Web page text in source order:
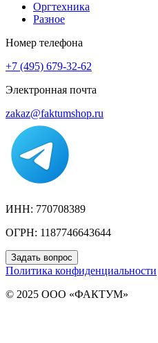
Оргтехника
Разное
Номер телефона
+7 (495) 679-32-62
Электронная почта
zakaz@faktumshop.ru
ИНН: 770708389
ОГРН: 1187746643644
Задать вопрос
Политика конфиденциальности
© 2025 ООО «ФАКТУМ»